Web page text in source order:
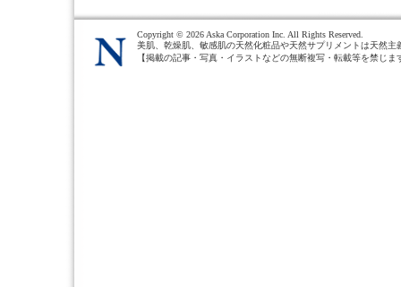
Copyright © 2026 Aska Corporation Inc. All Rights Reserved.
美肌、乾燥肌、敏感肌の天然化粧品や天然サプリメントは天然主
【掲載の記事・写真・イラストなどの無断複写・転載等を禁じま